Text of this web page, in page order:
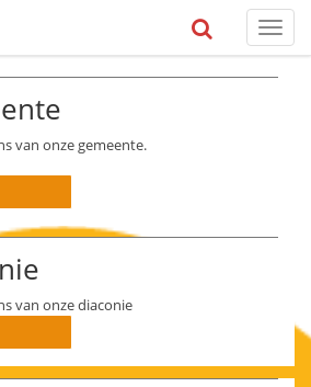
Toggle
van onze gemeente.
van onze diaconie